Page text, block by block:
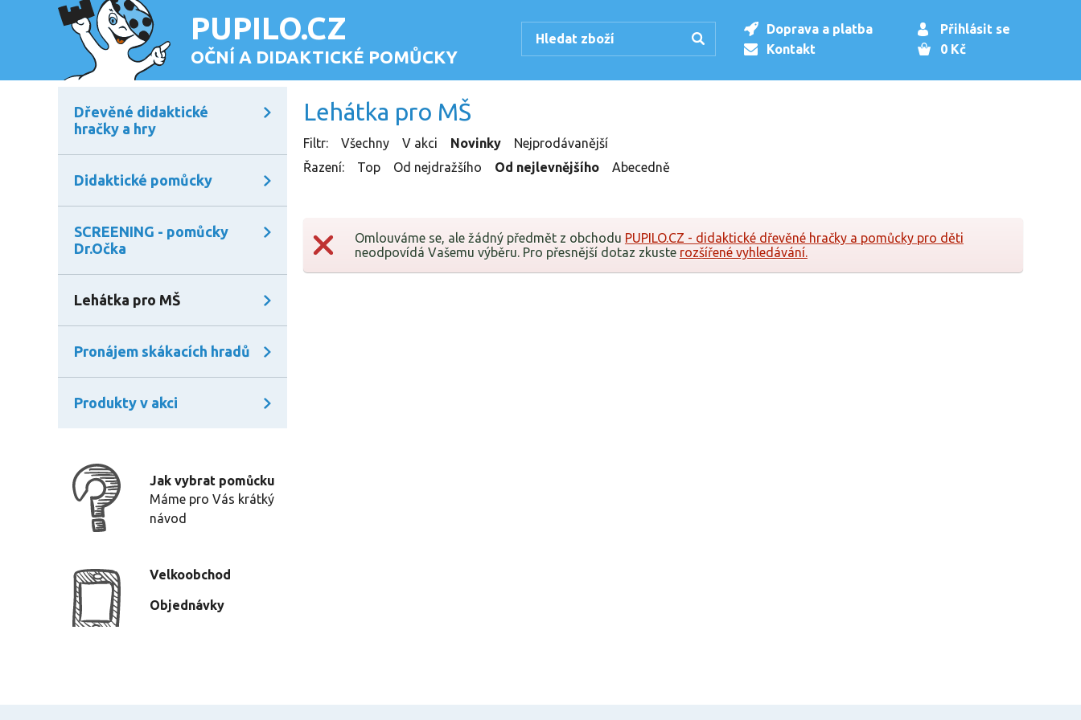
PUPILO.CZ
OČNÍ A DIDAKTICKÉ POMŮCKY
Doprava a platba
Kontakt
Přihlásit se
0 Kč
Dřevěné didaktické
hračky a hry
Didaktické pomůcky
SCREENING - pomůcky
Dr.Očka
Lehátka pro MŠ
Pronájem skákacích hradů
Produkty v akci
Jak vybrat pomůcku
Máme pro Vás krátký
návod
Velkoobchod
Objednávky
Lehátka pro MŠ
Filtr: Všechny V akci Novinky
Nejprodávanější
Řazení: Top Od nejdražšího Od nejlevnějšího Abecedně
Omlouváme se, ale žádný předmět z obchodu PUPILO.CZ - didaktické dřevěné hračky a pomůcky pro děti
neodpovídá Vašemu výběru. Pro přesnější dotaz zkuste rozšířené vyhledávání.